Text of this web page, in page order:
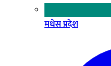
मधेस प्रदेश